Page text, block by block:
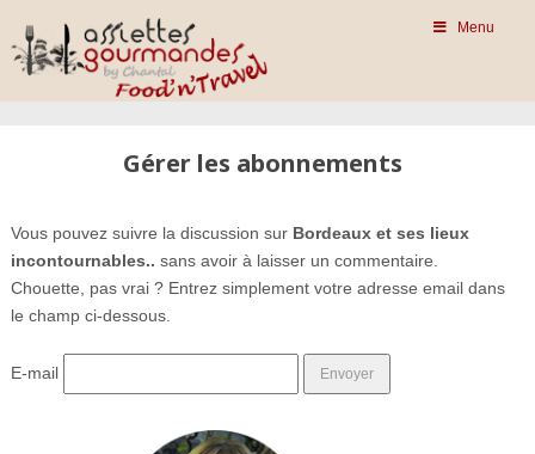
Menu
Gérer les abonnements
Vous pouvez suivre la discussion sur Bordeaux et ses lieux
incontournables.. sans avoir à laisser un commentaire.
Chouette, pas vrai ? Entrez simplement votre adresse email dans
le champ ci-dessous.
E-mail